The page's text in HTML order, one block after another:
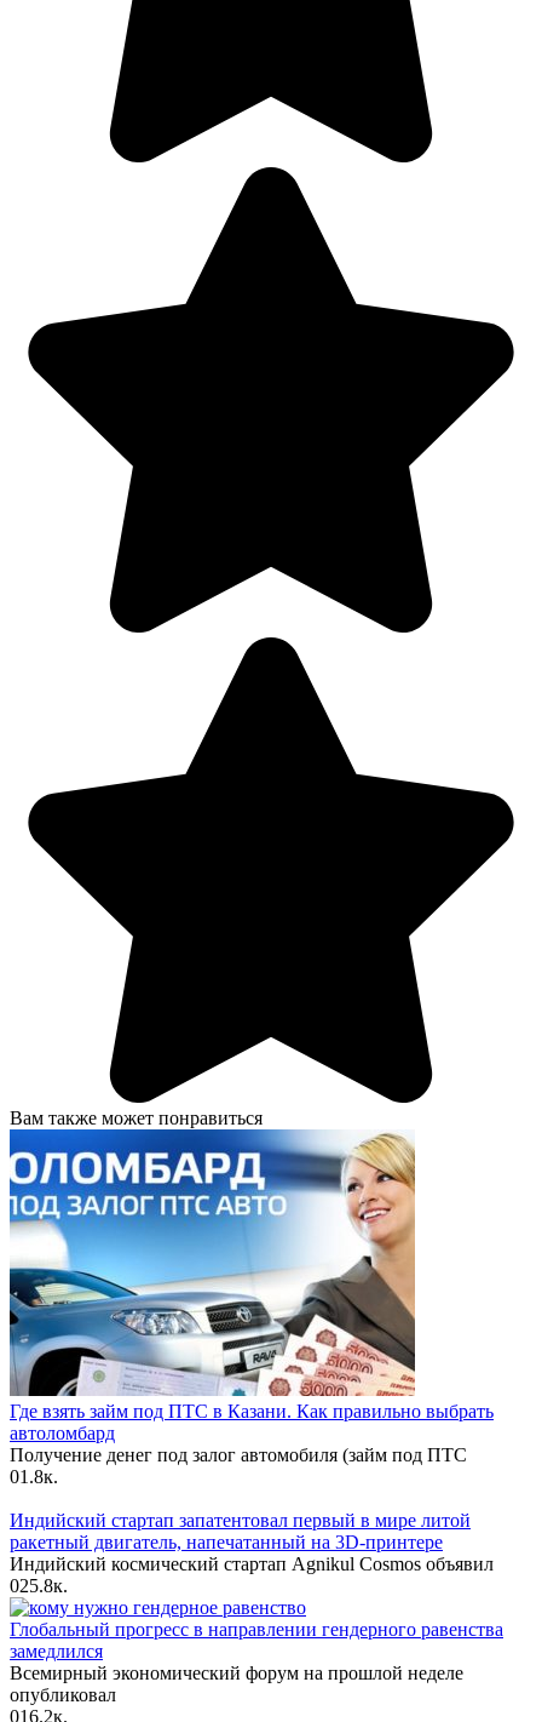
Вам также может понравиться
Где взять займ под ПТС в Казани. Как правильно выбрать
автоломбард
Получение денег под залог автомобиля (займ под ПТС
01.8к.
Индийский стартап запатентовал первый в мире литой
ракетный двигатель, напечатанный на 3D-принтере
Индийский космический стартап Agnikul Cosmos объявил
025.8к.
Глобальный прогресс в направлении гендерного равенства
замедлился
Всемирный экономический форум на прошлой неделе
опубликовал
016.2к.